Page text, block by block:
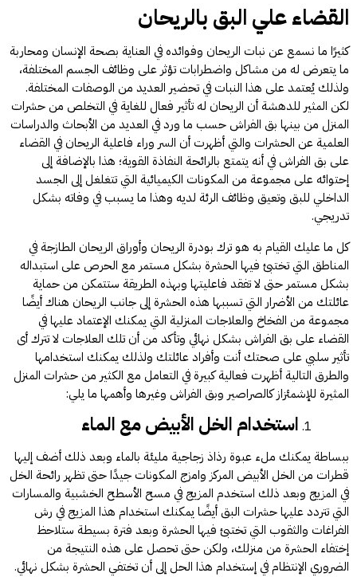
القضاء علي البق بالريحان
كثيرًا ما نسمع عن نبات الريحان وفوائده في العناية بصحة الإنسان ومحاربة
ما يتعرض له من مشاكل واضطرابات تؤثر على وظائف الجسم المختلفة،
ولذلك يُعتمد على هذا النبات في تحضير العديد من الوصفات المختلفة.
لكن المثير للدهشة أن الريحان له تأثير فعال للغاية في التخلص من حشرات
المنزل من بينها بق الفراش حسب ما ورد في العديد من الأبحاث والدراسات
العلمية عن الحشرات والتي أظهرت أن السر وراء فاعلية الريحان في القضاء
على بق الفراش في أنه يتمتع بالرائحة النفاذة القوية؛ هذا بالإضافة إلى
إحتوائه على مجموعة من المكونات الكيميائية التي تتغلغل إلى الجسد
الداخلي للبق وتعيق وظائف الرئة لديه وهذا ما يسبب في وفاته بشكل
تدريجي.
كل ما عليك القيام به هو ترك بودرة الريحان وأوراق الريحان الطازجة في
المناطق التي تختبئ فيها الحشرة بشكل مستمر مع الحرص على استبداله
بشكل مستمر حتى لا تفقد فاعليتها وبهذه الطريقة ستتمكن من حماية
عائلتك من الأضرار التي تسببها هذه الحشرة إلى جانب الريحان هناك أيضًا
مجموعة من الفخاخ والعلاجات المنزلية التي يمكنك الإعتماد عليها في
القضاء على بق الفراش بشكل نهائي وتأكد من أن تلك العلاجات لا تترك أى
تأثير سلبي على صحتك أنت وأفراد عائلتك ولذلك يمكنك استخدامها
والطرق التالية أظهرت فعالية كبيرة في التعامل مع الكثير من حشرات المنزل
المثيرة للإشمئزاز كالصراصير وبق الفراش وغيرها وأهمها ما يلي:
استخدام الخل الأبيض مع الماء
ببساطة يمكنك ملء عبوة رذاذ زجاجية مليئة بالماء وبعد ذلك أضف إليها
قطرات من الخل الأبيض المركز وامزج المكونات جيدًا حتى تظهر رائحة الخل
في المزيج وبعد ذلك استخدم المزيج في مسح الأسطح الخشبية والمسارات
التي تتردد عليها حشرات البق أيضًا يمكنك استخدام هذا المزيج في رش
الفراغات والثقوب التي تختبئ فيها الحشرة وبعد فترة بسيطة ستلاحظ
إختفاء الحشرة من منزلك، ولكن حتى تحصل على هذه النتيجة من
الضروري الإنتظام في إستخدام هذا الحل إلى أن تختفي الحشرة بشكل نهائي.